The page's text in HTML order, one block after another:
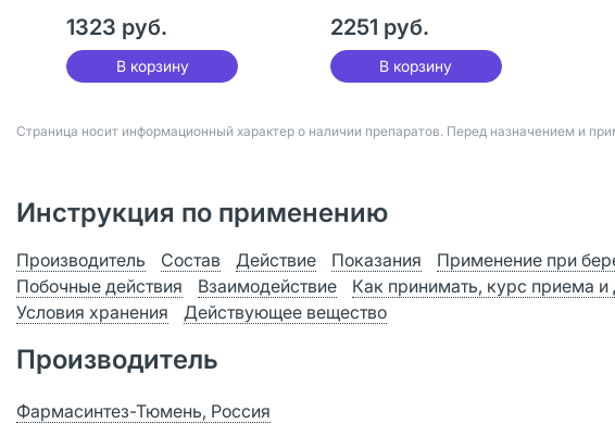
1323 руб.
В корзину
2251 руб.
В корзину
Страница носит информационный характер о наличии препаратов. Перед назначением и
Инструкция по применению
Производитель Состав Действие Показания Применение при
Побочные действия
Взаимодействие Как принимать, курс приема и
Условия хранения
Действующее вещество
Производитель
Фармасинтез-Тюмень, Россия